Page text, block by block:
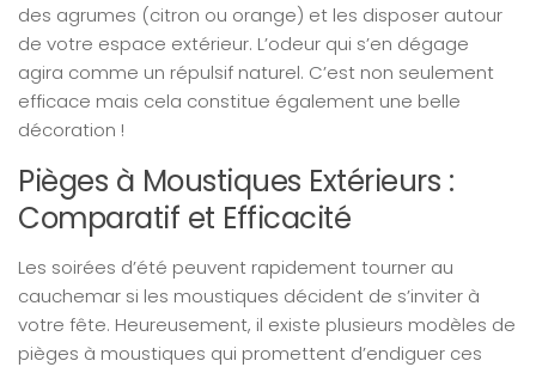
des agrumes (citron ou orange) et les disposer autour
de votre espace extérieur. L’odeur qui s’en dégage
agira comme un répulsif naturel. C’est non seulement
efficace mais cela constitue également une belle
décoration !
Pièges à Moustiques Extérieurs :
Comparatif et Efficacité
Les soirées d’été peuvent rapidement tourner au
cauchemar si les moustiques décident de s’inviter à
votre fête. Heureusement, il existe plusieurs modèles de
pièges à moustiques qui promettent d’endiguer ces